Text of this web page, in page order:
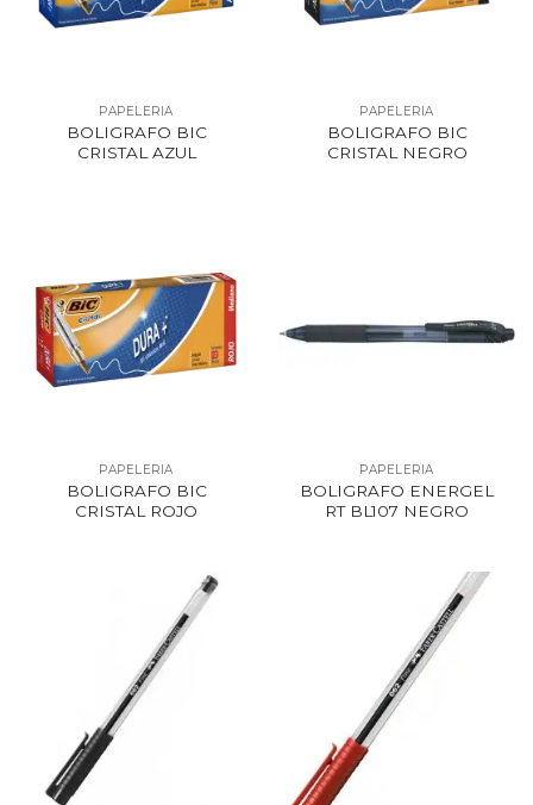
PAPELERIA
BOLIGRAFO BIC
CRISTAL AZUL
PAPELERIA
BOLIGRAFO BIC
CRISTAL NEGRO
PAPELERIA
BOLIGRAFO BIC
CRISTAL ROJO
PAPELERIA
BOLIGRAFO ENERGEL
RT BL107 NEGRO